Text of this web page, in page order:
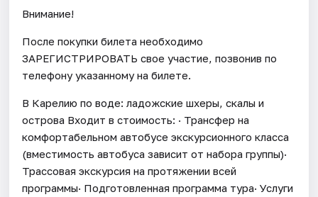
Внимание!
После покупки билета необходимо
ЗАРЕГИСТРИРОВАТЬ свое участие, позвонив по
телефону указанному на билете.
В Карелию по воде: ладожские шхеры, скалы и
острова Входит в стоимость: · Трансфер на
комфортабельном автобусе экскурсионного класса
(вместимость автобуса зависит от набора группы)·
Трассовая экскурсия на протяжении всей
программы· Подготовленная программа тура· Услуги